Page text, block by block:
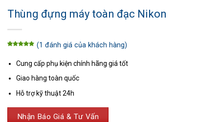
Thùng đựng máy toàn đạc Nikon
đánh giá
(1 đánh giá của khách hàng)
Cung cấp phụ kiện chính hãng giá tốt
Giao hàng toàn quốc
Hỗ trợ kỹ thuật 24h
Nhận Báo Giá & Tư Vấn